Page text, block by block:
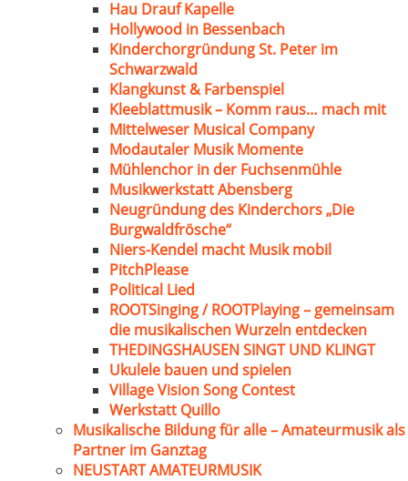
Hau Drauf Kapelle
Hollywood in Bessenbach
Kinderchorgründung St. Peter im
Schwarzwald
Klangkunst & Farbenspiel
Kleeblattmusik – Komm raus… mach mit
Mittelweser Musical Company
Modautaler Musik Momente
Mühlenchor in der Fuchsenmühle
Musikwerkstatt Abensberg
Neugründung des Kinderchors „Die
Burgwaldfrösche“
Niers-Kendel macht Musik mobil
PitchPlease
Political Lied
ROOTSinging / ROOTPlaying – gemeinsam
die musikalischen Wurzeln entdecken
THEDINGSHAUSEN SINGT UND KLINGT
Ukulele bauen und spielen
Village Vision Song Contest
Werkstatt Quillo
Musikalische Bildung für alle – Amateurmusik als
Partner im Ganztag
NEUSTART AMATEURMUSIK